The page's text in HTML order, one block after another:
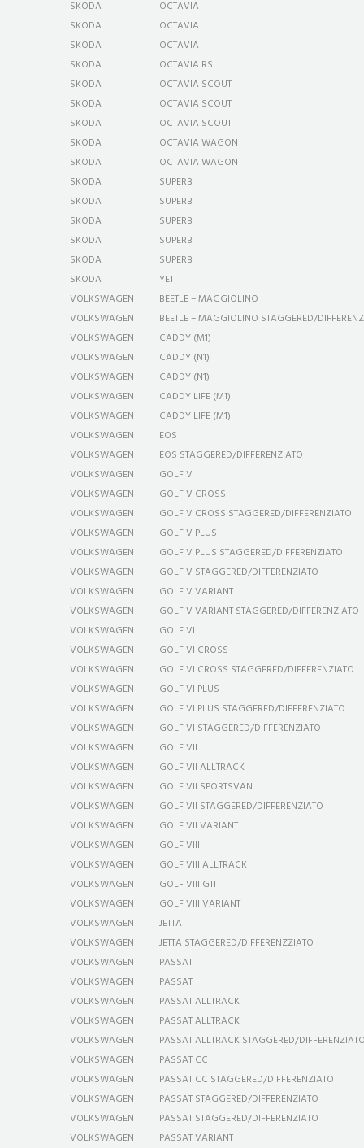
SKODA
OCTAVIA
SKODA
OCTAVIA
SKODA
OCTAVIA
SKODA
OCTAVIA RS
SKODA
OCTAVIA SCOUT
SKODA
OCTAVIA SCOUT
SKODA
OCTAVIA SCOUT
SKODA
OCTAVIA WAGON
SKODA
OCTAVIA WAGON
SKODA
SUPERB
SKODA
SUPERB
SKODA
SUPERB
SKODA
SUPERB
SKODA
SUPERB
SKODA
YETI
VOLKSWAGEN
BEETLE – MAGGIOLINO
VOLKSWAGEN
BEETLE – MAGGIOLINO STAGGERED/
VOLKSWAGEN
CADDY (M1)
VOLKSWAGEN
CADDY (N1)
VOLKSWAGEN
CADDY (N1)
VOLKSWAGEN
CADDY LIFE (M1)
VOLKSWAGEN
CADDY LIFE (M1)
VOLKSWAGEN
EOS
VOLKSWAGEN
EOS STAGGERED/DIFFERENZIATO
VOLKSWAGEN
GOLF V
VOLKSWAGEN
GOLF V CROSS
VOLKSWAGEN
GOLF V CROSS STAGGERED/DIFFERENZIATO
VOLKSWAGEN
GOLF V PLUS
VOLKSWAGEN
GOLF V PLUS STAGGERED/DIFFERENZIATO
VOLKSWAGEN
GOLF V STAGGERED/DIFFERENZIATO
VOLKSWAGEN
GOLF V VARIANT
VOLKSWAGEN
GOLF V VARIANT STAGGERED/DIFFERENZIATO
VOLKSWAGEN
GOLF VI
VOLKSWAGEN
GOLF VI CROSS
VOLKSWAGEN
GOLF VI CROSS STAGGERED/DIFFERENZIATO
VOLKSWAGEN
GOLF VI PLUS
VOLKSWAGEN
GOLF VI PLUS STAGGERED/DIFFERENZIATO
VOLKSWAGEN
GOLF VI STAGGERED/DIFFERENZIATO
VOLKSWAGEN
GOLF VII
VOLKSWAGEN
GOLF VII ALLTRACK
VOLKSWAGEN
GOLF VII SPORTSVAN
VOLKSWAGEN
GOLF VII STAGGERED/DIFFERENZIATO
VOLKSWAGEN
GOLF VII VARIANT
VOLKSWAGEN
GOLF VIII
VOLKSWAGEN
GOLF VIII ALLTRACK
VOLKSWAGEN
GOLF VIII GTI
VOLKSWAGEN
GOLF VIII VARIANT
VOLKSWAGEN
JETTA
VOLKSWAGEN
JETTA STAGGERED/DIFFERENZZIATO
VOLKSWAGEN
PASSAT
VOLKSWAGEN
PASSAT
VOLKSWAGEN
PASSAT ALLTRACK
VOLKSWAGEN
PASSAT ALLTRACK
VOLKSWAGEN
PASSAT ALLTRACK STAGGERED/
VOLKSWAGEN
PASSAT CC
VOLKSWAGEN
PASSAT CC STAGGERED/DIFFERENZIATO
VOLKSWAGEN
PASSAT STAGGERED/DIFFERENZIATO
VOLKSWAGEN
PASSAT STAGGERED/DIFFERENZIATO
VOLKSWAGEN
PASSAT VARIANT